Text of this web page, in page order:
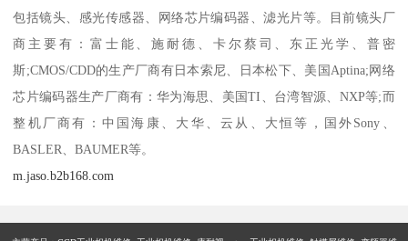
包括镜头、感光传感器、网络芯片编码器、滤光片等。目前镜头厂
商主要有：富士能、施耐德、卡尔蔡司、东正光学、普密
斯;CMOS/CDD的生产厂商有日本索尼、日本松下、美国Aptina;网络
芯片编码器生产厂商有：华为海思、美国TI、台湾智源、NXP等;而
整机厂商有：中国海康、大华、云从、大恒等，国外Sony、
BASLER、BAUMER等。
m.jaso.b2b168.com